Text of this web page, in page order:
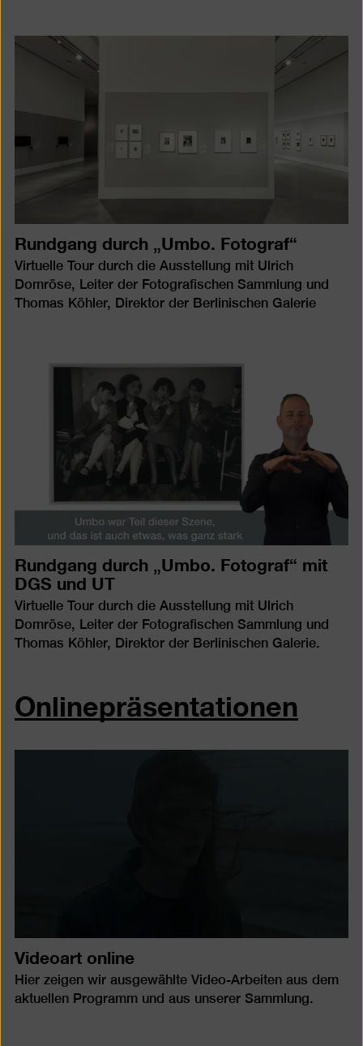
Rundgang durch „Umbo. Fotograf“
Virtuelle Tour durch die Ausstellung mit Ulrich
Domröse, Leiter der Fotografischen Sammlung und
Thomas Köhler, Direktor der Berlinischen Galerie
Rundgang durch „Umbo. Fotograf“ mit
DGS und UT
Virtuelle Tour durch die Ausstellung mit Ulrich
Domröse, Leiter der Fotografischen Sammlung und
Thomas Köhler, Direktor der Berlinischen Galerie.
Onlinepräsentationen
Videoart online
Hier zeigen wir ausgewählte Video-Arbeiten aus dem
aktuellen Programm und aus unserer Sammlung.